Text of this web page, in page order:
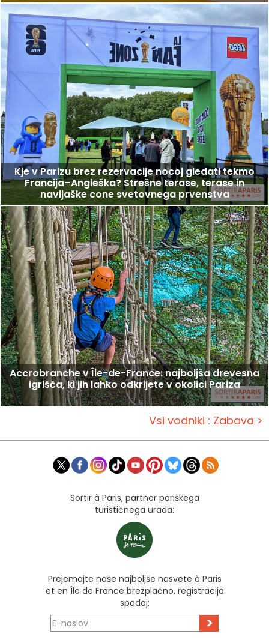
Kje v Parizu brez rezervacije nocoj gledati tekmo
Francija–Angleška? Strešne terase, terase in
navijaške cone svetovnega prvenstva
Accrobranche v Île-de-France: najboljša drevesna
igrišča, ki jih lahko odkrijete v okolici Pariza
Vsi vodniki : Zabava >
Sortir à Paris, partner pariškega
turističnega urada:
Prejemajte naše najboljše nasvete à Paris
et en Île de France brezplačno, registracija
spodaj:
>